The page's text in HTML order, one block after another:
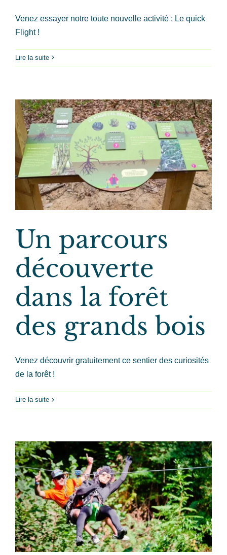
Venez essayer notre toute nouvelle activité : Le quick
Flight !
Lire la suite
Un parcours
découverte
dans la forêt
des grands bois
Venez découvrir gratuitement ce sentier des curiosités
de la forêt !
Lire la suite